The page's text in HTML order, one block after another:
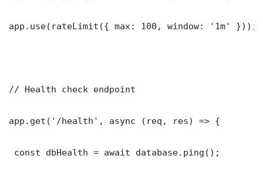
app.use(rateLimit({ max: 100, window: '1m' }));
// Health check endpoint
app.get('/health', async (req, res) => {
const dbHealth = await database.ping();